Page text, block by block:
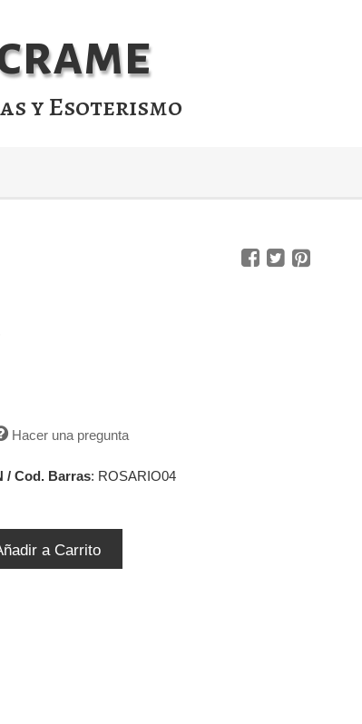
y Esoterismo
Hacer una pregunta
/ Cod. Barras: ROSARIO04
a Carrito